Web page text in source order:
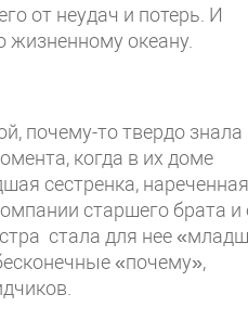
от неудач и потерь. И
жизненному океану.
почему-то твердо знала
когда в их доме
сестренка,
старшего брата и
стала для нее
«почему»,